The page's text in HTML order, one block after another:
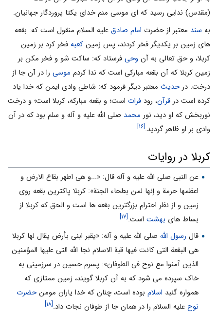
(مقدس) ندایی رسید که ای موسی منم خدای یکتا پروردگار جهانیان.
به سند معتبر از حضرت امام صادق علیه السلام منقول است که: بقعه
هاى زمین بر یکدیگر فخر کردند، پس زمین کعبه فخر کرد بر زمین
کربلا، و حق تعالى به آن وحى فرستاد که: ساکت شو و فخر مکن بر
زمین کربلا که آن بقعه مبارکى است که ندا کردم موسی را در آن جا از
درخت. درحدیث معتبر دیگر فرمود که: شاطى وادى ایمن که خدا یاد
کرده است در قرآن، رود فرات است؛ و بقعه مبارکه، کربلا است؛ و درخت
نوربخش که او دید، نور محمد صلى الله علیه و آله و سلم بود که در آن
وادى بر او ظاهر گردید.[۱۶]
کربلا در روایات
عن النبى صلی الله علیه و آله قال: «...و هى اطهر بقاع الارض و
اعظمها حرمة و إنها لمن بطحاء الجنة»: کربلا پاکترین بقعه روى
زمین و از نظر احترام بزرگترین بقعه ها است و الحق که کربلا از
بساط هاى بهشتاست.[۱۷]
قال رسول اللهصلى الله علیه و آله: «یقبر ابنى بأرض یقال لها کربلا
هى البقعة التى کانت فیها قبة الاسلام نجا الله التى علیها المؤمنین
الذین آمنوا مع نوح فى الطوفان»: پسرم حسین در سرزمینى به
خاک سپرده مى شود که به آن کربلا گویند، زمین ممتازى که
همواره گنبد اسلامبوده است، چنان که خدا یاران مومنحضرت
نوحعلیه السلام را در همان جا از طوفان نجات داد.[۱۸]